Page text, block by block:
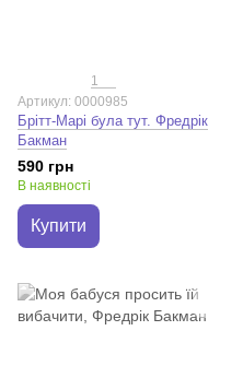
1
Артикул: 0000985
Брітт-Марі була тут. Фредрік
Бакман
590 грн
В наявності
Купити